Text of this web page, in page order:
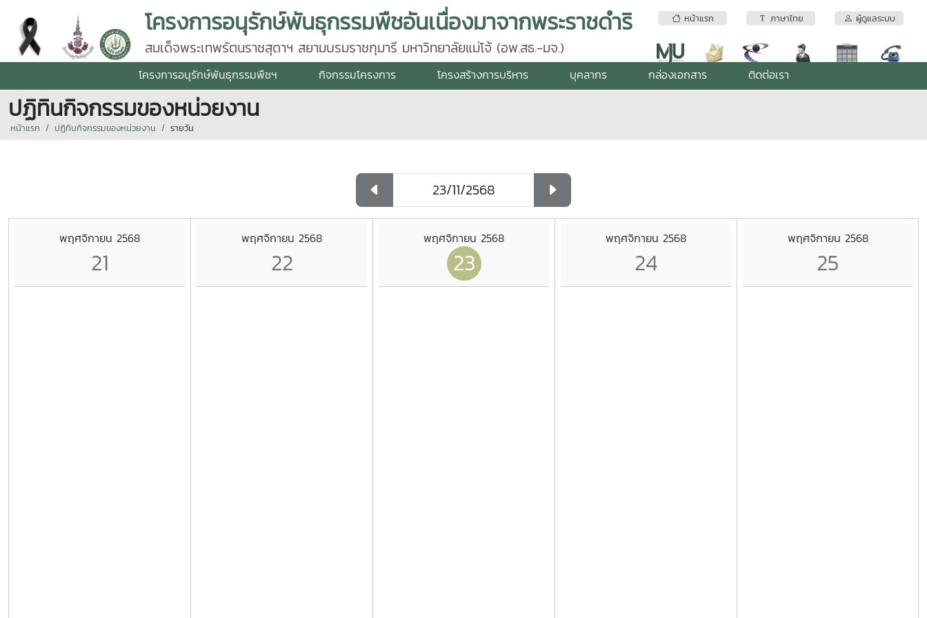
หน้าแรก ภาษาไทย ผู้ดูแลระบบ
โครงการอนุรักษ์พันธุกรรมพืชอันเนื่องมาจากพระราชดำริ
สมเด็จพระเทพรัตนราชสุดาฯ สยามบรมราชกุมารี มหาวิทยาลัยแม่โจ้ (อพ.สธ.-มจ.)
โครงการอนุรักษ์พันธุกรรมพืชฯ กิจกรรมโครงการ โครงสร้างการบริหาร บุคลากร กล่องเอกสาร ติดต่อเรา
ปฏิทินกิจกรรมของหน่วยงาน
หน้าแรก ปฏิทินกิจกรรมของหน่วยงาน รายวัน
พฤศจิกายน 2568
21
พฤศจิกายน 2568
22
พฤศจิกายน 2568
23
พฤศจิกายน 2568
24
พฤศจิกายน 2568
25